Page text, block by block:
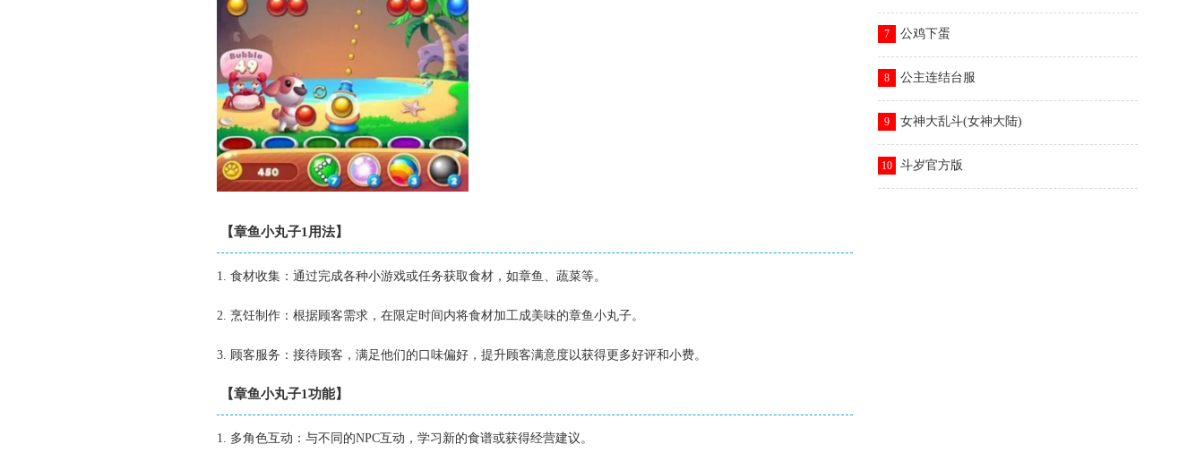
【章鱼小丸子1用法】
1. 食材收集：通过完成各种小游戏或任务获取食材，如章鱼、蔬菜等。
2. 烹饪制作：根据顾客需求，在限定时间内将食材加工成美味的章鱼小丸子。
3. 顾客服务：接待顾客，满足他们的口味偏好，提升顾客满意度以获得更多好评和小费。
【章鱼小丸子1功能】
1. 多角色互动：与不同的NPC互动，学习新的食谱或获得经营建议。
7 公鸡下蛋
8 公主连结台服
9 女神大乱斗(女神大陆)
10 斗岁官方版